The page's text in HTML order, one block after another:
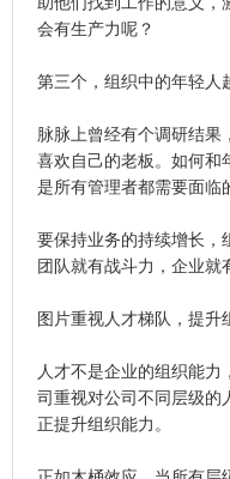
会有生产力呢？
第三个，组织中的年轻人
脉脉上曾经有个调研结
喜欢自己的老板。如何和
是所有管理者都需要面临
要保持业务的持续增长，
团队就有战斗力，企业就
图片重视人才梯队，提升
人才不是企业的组织能
司重视对公司不同层级的
正提升组织能力。